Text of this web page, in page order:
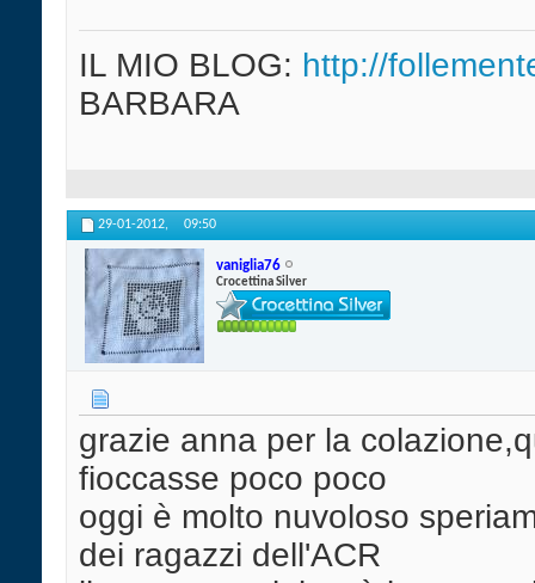
IL MIO BLOG: http://
BARBARA
29-01-2012, 09:50
vaniglia76
Crocettina Silver
grazie anna per la
fioccasse poco poco
oggi è molto nuvoloso
dei ragazzi dell'ACR